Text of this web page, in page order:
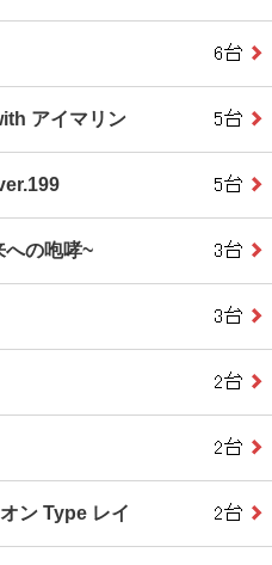
アイマリン
への咆哮~
ン Type レイ